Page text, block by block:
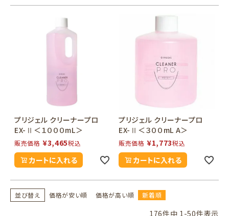
プリジェル クリーナープロ
EX-Ⅱ＜１０００mL＞
販売価格 ¥3,465税込
カートに入れる
プリジェル クリーナープロ
EX-Ⅱ＜３００mL A＞
販売価格 ¥1,773税込
カートに入れる
並び替え 価格が安い順 価格が高い順 新着順
176件中 1 -50件表示